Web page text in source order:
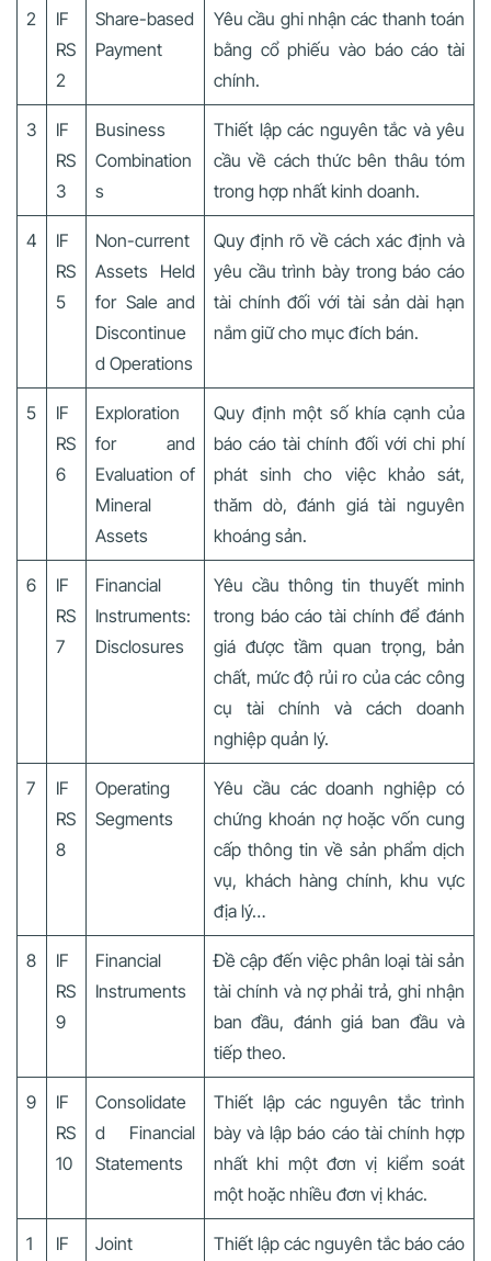
2
IF
RS
2
Share-based
Payment
Yêu cầu ghi nhận các thanh toán
bằng cổ phiếu vào báo cáo tài
chính.
3
IF
RS
3
Business
Combination
s
Thiết lập các nguyên tắc và yêu
cầu về cách thức bên thâu tóm
trong hợp nhất kinh doanh.
4
IF
RS
5
Non-current
Assets Held
for Sale and
Discontinue
d Operations
Quy định rõ về cách xác định và
yêu cầu trình bày trong báo cáo
tài chính đối với tài sản dài hạn
nắm giữ cho mục đích bán.
5
IF
RS
6
Exploration
for and
Evaluation of
Mineral
Assets
Quy định một số khía cạnh của
báo cáo tài chính đối với chi phí
phát sinh cho việc khảo sát,
thăm dò, đánh giá tài nguyên
khoáng sản.
6
IF
RS
7
Financial
Instruments:
Disclosures
Yêu cầu thông tin thuyết minh
trong báo cáo tài chính để đánh
giá được tầm quan trọng, bản
chất, mức độ rủi ro của các công
cụ tài chính và cách doanh
nghiệp quản lý.
7
IF
RS
8
Operating
Segments
Yêu cầu các doanh nghiệp có
chứng khoán nợ hoặc vốn cung
cấp thông tin về sản phẩm dịch
vụ, khách hàng chính, khu vực
địa lý…
8
IF
RS
9
Financial
Instruments
Đề cập đến việc phân loại tài sản
tài chính và nợ phải trả, ghi nhận
ban đầu, đánh giá ban đầu và
tiếp theo.
9
IF
RS
10
Consolidate
d Financial
Statements
Thiết lập các nguyên tắc trình
bày và lập báo cáo tài chính hợp
nhất khi một đơn vị kiểm soát
một hoặc nhiều đơn vị khác.
1
IF
Joint
Thiết lập các nguyên tắc báo cáo